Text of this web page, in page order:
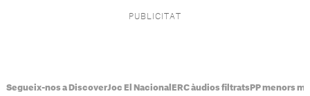
Segueix-nos a DiscoverJoc El Nacional ERC àudios filtratsPP menors